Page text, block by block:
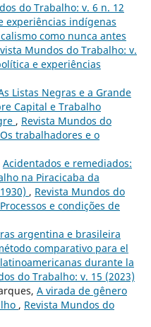
do Trabalho: v. 6 n. 12
experiências indígenas
como nunca antes
Mundos do Trabalho: v.
e experiências
Listas Negras e a Grande
Capital e Trabalho
, Revista Mundos do
trabalhadores e o
Acidentados e remediados:
na Piracicaba da
, Revista Mundos do
e condições de
argentina e brasileira
comparativo para el
durante la
do Trabalho: v. 15 (2023)
A virada de gênero
, Revista Mundos do